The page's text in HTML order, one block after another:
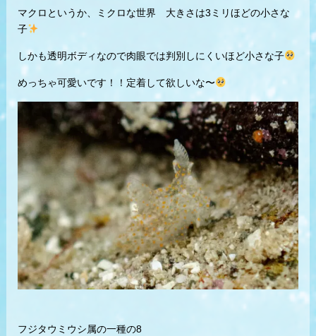
マクロというか、ミクロな世界 大きさは3ミリほどの小さな
子
しかも透明ボディなので肉眼では判別しにくいほど小さな子
めっちゃ可愛いです！！定着して欲しいな〜
フジタウミウシ属の一種の8